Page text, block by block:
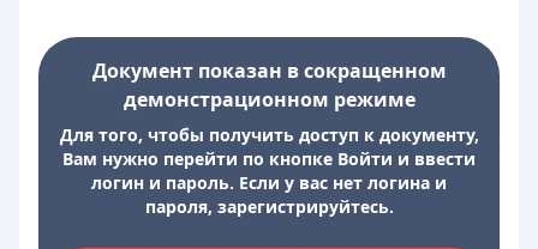
Документ показан в сокращенном
демонстрационном режиме
Для того, чтобы получить доступ к документу,
Вам нужно перейти по кнопке Войти и ввести
логин и пароль. Если у вас нет логина и
пароля, зарегистрируйтесь.